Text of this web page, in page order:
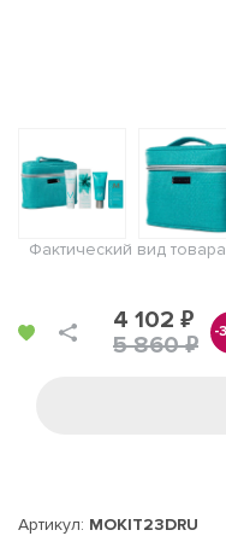
Фактический вид
4 102 ₽
5 860 ₽
-
Артикул: MOKIT23DRU